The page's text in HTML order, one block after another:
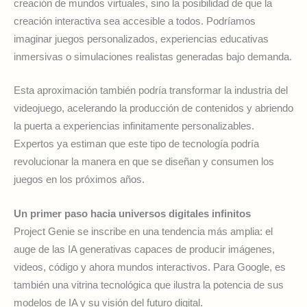
creación de mundos virtuales, sino la posibilidad de que la
creación interactiva sea accesible a todos. Podríamos
imaginar juegos personalizados, experiencias educativas
inmersivas o simulaciones realistas generadas bajo demanda.
Esta aproximación también podría transformar la industria del
videojuego, acelerando la producción de contenidos y abriendo
la puerta a experiencias infinitamente personalizables.
Expertos ya estiman que este tipo de tecnología podría
revolucionar la manera en que se diseñan y consumen los
juegos en los próximos años.
Un primer paso hacia universos digitales infinitos
Project Genie se inscribe en una tendencia más amplia: el
auge de las IA generativas capaces de producir imágenes,
videos, código y ahora mundos interactivos. Para Google, es
también una vitrina tecnológica que ilustra la potencia de sus
modelos de IA y su visión del futuro digital.